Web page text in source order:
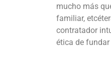
mucho más
familiar,
contratador
ética de